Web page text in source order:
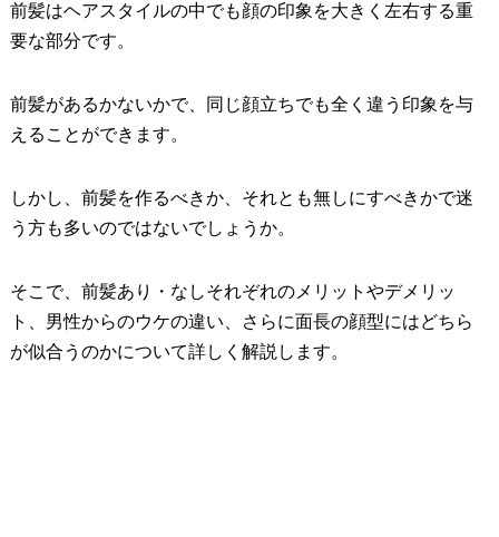
前髪はヘアスタイルの中でも顔の印象を大きく左右する重
要な部分です。
前髪があるかないかで、同じ顔立ちでも全く違う印象を与
えることができます。
しかし、前髪を作るべきか、それとも無しにすべきかで迷
う方も多いのではないでしょうか。
そこで、前髪あり・なしそれぞれのメリットやデメリッ
ト、男性からのウケの違い、さらに面長の顔型にはどちら
が似合うのかについて詳しく解説します。